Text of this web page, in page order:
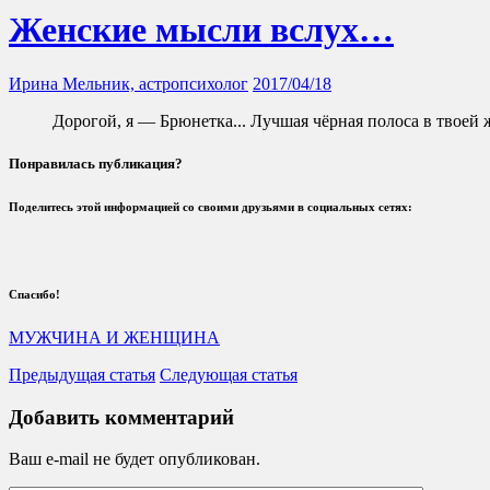
Женские мысли вслух…
Ирина Мельник, астропсихолог 2017/04/18
Дорогой, я — Брюнетка... Лучшая чёрная полоса в твоей
Понравилась публикация?
Поделитесь этой информацией со своими друзьями в социальных сетях:
Спасибо!
МУЖЧИНА И ЖЕНЩИНА
Предыдущая статья Следующая статья
Добавить комментарий
Ваш e-mail не будет опубликован.